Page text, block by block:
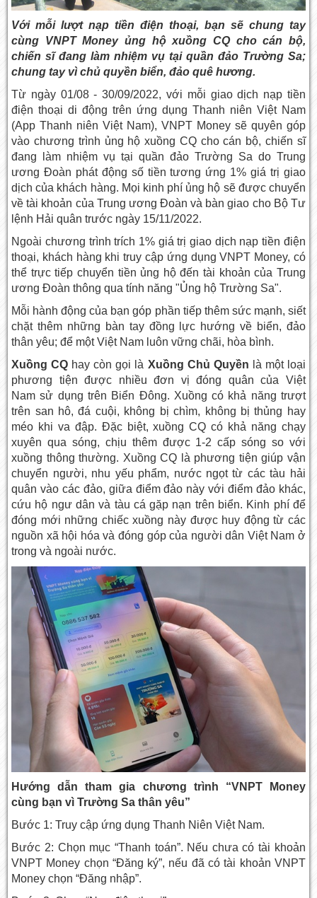
Với mỗi lượt nạp tiền điện thoại, bạn sẽ chung tay
cùng VNPT Money ủng hộ xuồng CQ cho cán bộ,
chiến sĩ đang làm nhiệm vụ tại quần đảo Trường Sa;
chung tay vì chủ quyền biển, đảo quê hương.
Từ ngày 01/08 - 30/09/2022, với mỗi giao dịch nạp tiền
điện thoại di động trên ứng dụng Thanh niên Việt Nam
(App Thanh niên Việt Nam), VNPT Money sẽ quyên góp
vào chương trình ủng hộ xuồng CQ cho cán bộ, chiến sĩ
đang làm nhiệm vụ tại quần đảo Trường Sa do Trung
ương Đoàn phát động số tiền tương ứng 1% giá trị giao
dịch của khách hàng. Mọi kinh phí ủng hộ sẽ được chuyển
về tài khoản của Trung ương Đoàn và bàn giao cho Bộ Tư
lệnh Hải quân trước ngày 15/11/2022.
Ngoài chương trình trích 1% giá trị giao dịch nạp tiền điện
thoại, khách hàng khi truy cập ứng dụng VNPT Money, có
thể trực tiếp chuyển tiền ủng hộ đến tài khoản của Trung
ương Đoàn thông qua tính năng "Ủng hộ Trường Sa".
Mỗi hành động của bạn góp phần tiếp thêm sức mạnh, siết
chặt thêm những bàn tay đồng lực hướng về biển, đảo
thân yêu; để một Việt Nam luôn vững chãi, hòa bình.
Xuồng CQ hay còn gọi là Xuồng Chủ Quyền là một loại
phương tiện được nhiều đơn vị đóng quân của Việt
Nam sử dụng trên Biển Đông. Xuồng có khả năng trượt
trên san hô, đá cuội, không bị chìm, không bị thủng hay
méo khi va đập. Đặc biệt, xuồng CQ có khả năng chạy
xuyên qua sóng, chịu thêm được 1-2 cấp sóng so với
xuồng thông thường. Xuồng CQ là phương tiện giúp vận
chuyển người, nhu yếu phẩm, nước ngọt từ các tàu hải
quân vào các đảo, giữa điểm đảo này với điểm đảo khác,
cứu hộ ngư dân và tàu cá gặp nạn trên biển. Kinh phí để
đóng mới những chiếc xuồng này được huy động từ các
nguồn xã hội hóa và đóng góp của người dân Việt Nam ở
trong và ngoài nước.
Hướng dẫn tham gia chương trình “VNPT Money
cùng bạn vì Trường Sa thân yêu”
Bước 1: Truy cập ứng dụng Thanh Niên Việt Nam.
Bước 2: Chọn mục “Thanh toán”. Nếu chưa có tài khoản
VNPT Money chọn “Đăng ký”, nếu đã có tài khoản VNPT
Money chọn “Đăng nhập”.